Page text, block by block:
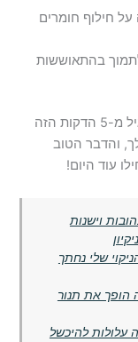
חילוף חומרים
בהתאוששות
– התרגיל מ-5 הדקות הזה
והדבר הטוב
עוד היום!
וישנות
שלי נחתך
הופך את תנור
עלולות להיכשל